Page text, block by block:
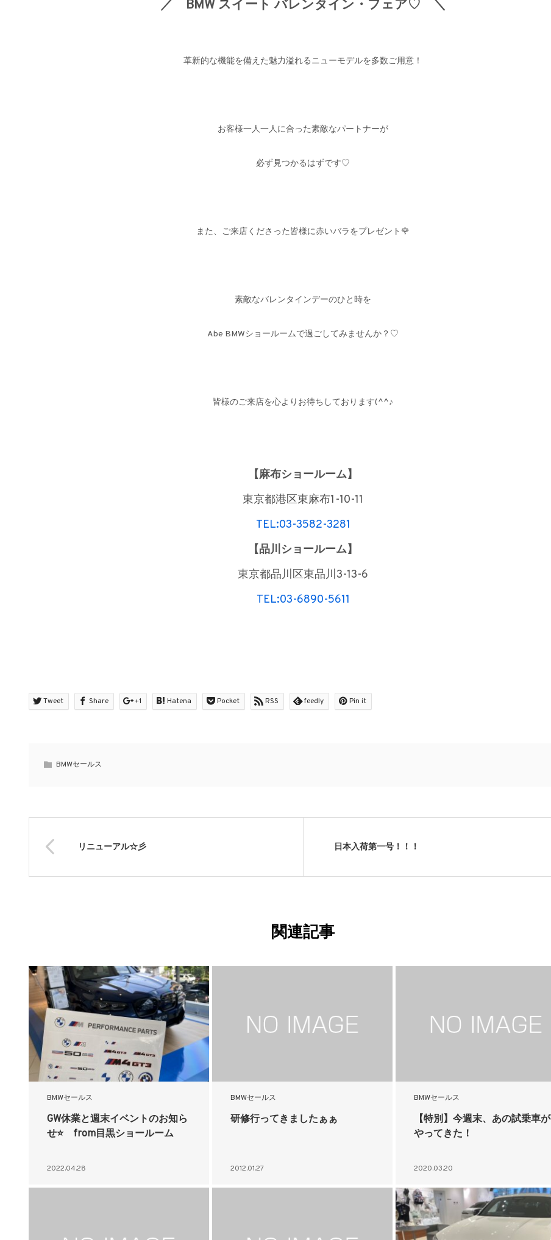
／ BMW スイート バレンタイン・フェア♡ ＼
革新的な機能を備えた魅力溢れるニューモデルを多数ご用意！
お客様一人一人に合った素敵なパートナーが
必ず見つかるはずです♡
また、ご来店くださった皆様に赤いバラをプレゼント🌹
素敵なバレンタインデーのひと時を
Abe BMWショールームで過ごしてみませんか？♡
皆様のご来店を心よりお待ちしております(^^♪
【麻布ショールーム】
東京都港区東麻布1-10-11
TEL:03-3582-3281
【品川ショールーム】
東京都品川区東品川3-13-6
TEL:03-6890-5611
Tweet Share +1 Hatena Pocket RSS feedly Pin it
BMWセールス
リニューアル☆彡 日本入荷第一号！！！
関連記事
BMWセールス
GW休業と週末イベントのお知ら
せ⭐ from目黒ショールーム
2022.04.28
BMWセールス
研修行ってきましたぁぁ
2012.01.27
BMWセールス
【特別】今週末、あの試乗車が
やってきた！
2020.03.20